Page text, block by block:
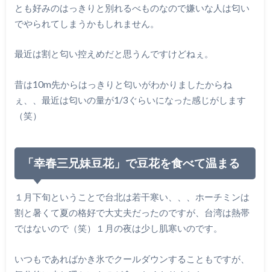
とも好みのはっきりと別れるべものなので嫌いな人は匂い
でやられてしまうかもしれません。
最近は割と匂い控えめだと思うんですけどねぇ。
昔は10m先からはっきりと匂いがわかりましたからね
ぇ、、最近は匂いの量が1/3ぐらいになった感じがします
（笑）
「幸春三兄妹豆花」で豆花を食べて温まる
１月下旬ということで台北は若干寒い、、、ホーチミンは
割と暑くて夏の格好で大丈夫だったのですが、台湾は熱帯
ではないので（笑）１月の夜は少し肌寒いのです。
いつもであればかき氷でクールダウンすることもですが、